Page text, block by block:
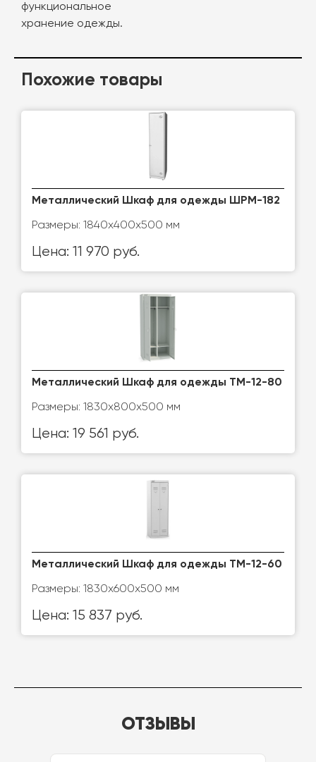
функциональное
хранение одежды.
Похожие товары
Металлический Шкаф для одежды ШРМ-182
Размеры: 1840х400х500 мм
Цена: 11 970 руб.
Металлический Шкаф для одежды ТМ-12-80
Размеры: 1830х800х500 мм
Цена: 19 561 руб.
Металлический Шкаф для одежды ТМ-12-60
Размеры: 1830х600х500 мм
Цена: 15 837 руб.
ОТЗЫВЫ